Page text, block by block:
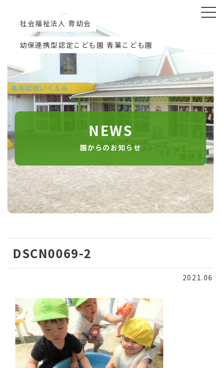
社会福祉法人 育幼会
幼保連携型認定こども園 青葉こども園
NEWS
園からのお知らせ
DSCN0069-2
2021.06